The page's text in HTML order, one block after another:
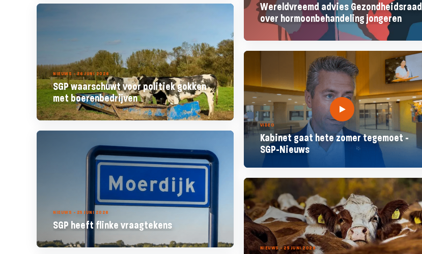
Wereldvreemd advies Gezondheidsraad
over hormoonbehandeling jongeren
NIEUWS - 26 JUNI 2026
SGP waarschuwt voor politiek gokken
met boerenbedrijven
VIDEO
Kabinet gaat hete zomer tegemoet -
SGP-Nieuws
NIEUWS - 25 JUNI 2026
SGP heeft flinke vraagtekens
NIEUWS - 25 JUNI 2026